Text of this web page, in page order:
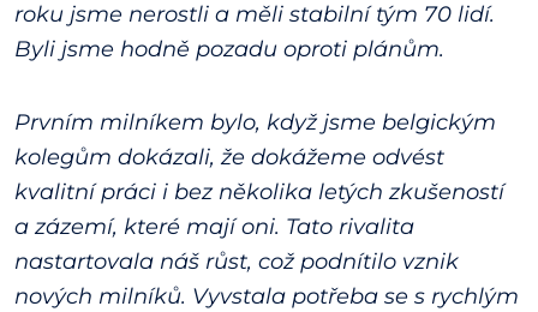
roku jsme nerostli a měli stabilní tým 70 lidí.
Byli jsme hodně pozadu oproti plánům.
Prvním milníkem bylo, když jsme belgickým
kolegům dokázali, že dokážeme odvést
kvalitní práci i bez několika letých zkušeností
a zázemí, které mají oni. Tato rivalita
nastartovala náš růst, což podnítilo vznik
nových milníků. Vyvstala potřeba se s rychlým